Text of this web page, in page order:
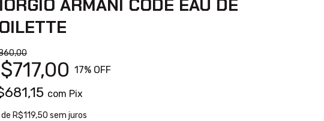
ARMANI CODE EAU DE
17% OFF
com Pix
R$119,50 sem juros